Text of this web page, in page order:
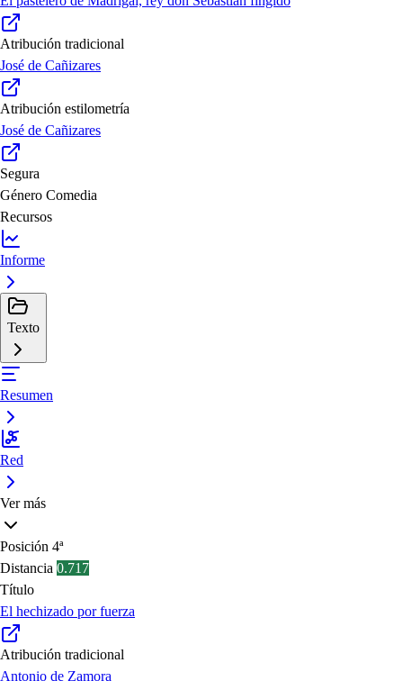
Atribución tradicional
José de Cañizares
Atribución estilometría
José de Cañizares
Segura
Género Comedia
Recursos
Informe
Texto
Resumen
Red
Ver más
Posición 4ª
Distancia 0.717
Título
El hechizado por fuerza
Atribución tradicional
Antonio de Zamora